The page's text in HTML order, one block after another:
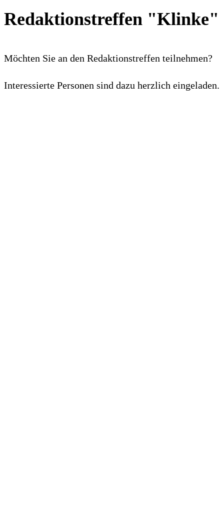
Redaktionstreffen "Klinke"
Möchten Sie an den Redaktionstreffen teilnehmen?
Interessierte Personen sind dazu herzlich eingeladen.